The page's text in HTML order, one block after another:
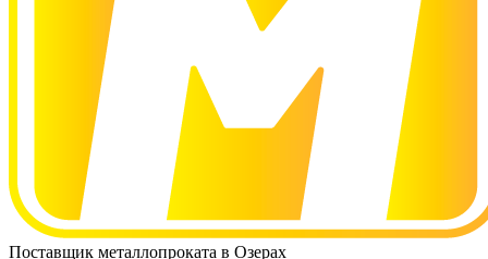
Поставщик металлопроката в Озерах